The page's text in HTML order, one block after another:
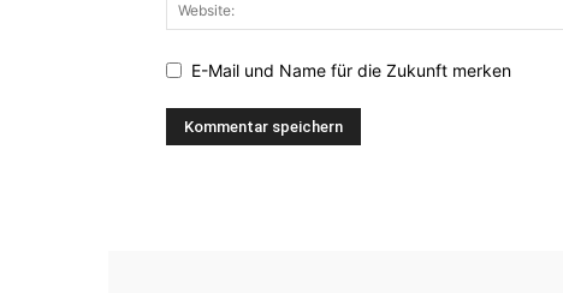
E-Mail und Name für die Zukunft merken